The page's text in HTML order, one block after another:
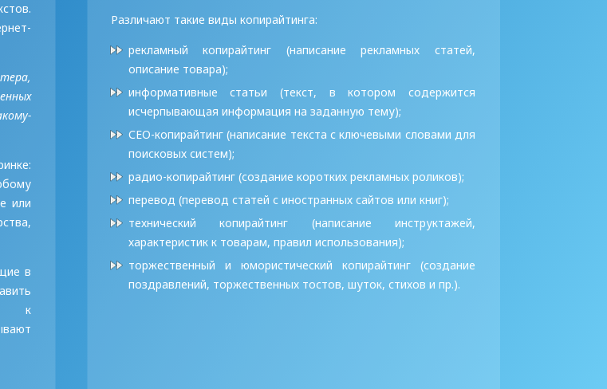
или
в
к
Различают такие виды копирайтинга:
рекламный копирайтинг (написание рекламных статей,
описание товара);
информативные статьи (текст, в котором содержится
исчерпывающая информация на заданную тему);
СЕО-копирайтинг (написание текста с ключевыми словами для
поисковых систем);
радио-копирайтинг (создание коротких рекламных роликов);
перевод (перевод статей с иностранных сайтов или книг);
технический копирайтинг (написание инструктажей,
характеристик к товарам, правил использования);
торжественный и юмористический копирайтинг (создание
поздравлений, торжественных тостов, шуток, стихов и пр.).